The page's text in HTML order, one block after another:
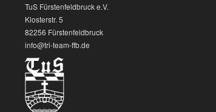
TuS Fürstenfeldbruck e.V.
Klosterstr. 5
82256 Fürstenfeldbruck
info@tri-team-ffb.de